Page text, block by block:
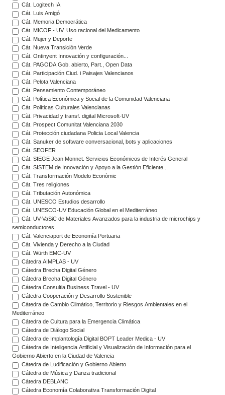
Cát. Logitech IA
Cát. Luis Amigó
Cát. Memoria Democrática
Cát. MICOF - UV. Uso racional del Medicamento
Cát. Mujer y Deporte
Cát. Nueva Transición Verde
Cát. Ontinyent Innovación y configuración...
Cát. PAGODA Gob. abierto, Part., Open Data
Cát. Participación Ciud. i Paisajes Valencianos
Cát. Pelota Valenciana
Cát. Pensamiento Contemporáneo
Cát. Política Económica y Social de la Comunidad Valenciana
Cát. Políticas Culturales Valencianas
Càt. Privacidad y transf. digital Microsoft-UV
Cát. Prospect Comunitat Valenciana 2030
Cát. Protección ciudadana Policia Local Valencia
Cát. Sanuker de software conversacional, bots y aplicaciones
Cát. SEOFER
Cát. SIEGE Jean Monnet. Servicios Económicos de Interés General
Cát. SISTEM de Innovación y Apoyo a la Gestión Eficiente...
Cát. Transformación Modelo Econòmic
Cát. Tres religiones
Cát. Tributación Autonómica
Cát. UNESCO Estudios desarrollo
Cát. UNESCO-UV Educación Global en el Mediterráneo
Cát. UV-VaSiC de Materiales Avanzados para la industria de microchips y
semiconductores
Cát. Valenciaport de Economía Portuaria
Cát. Vivienda y Derecho a la Ciudad
Cát. Würth EMC-UV
Cátedra AIMPLAS - UV
Cátedra Brecha Digital Género
Cátedra Brecha Digital Género
Cátedra Consultia Business Travel - UV
Cátedra Cooperación y Desarrollo Sostenible
Cátedra de Cambio Climático, Territorio y Riesgos Ambientales en el
Mediterráneo
Cátedra de Cultura para la Emergencia Climática
Cátedra de Diálogo Social
Cátedra de Implantología Digital BOPT Leader Medica - UV
Cátedra de Inteligencia Artificial y Visualización de Información para el
Gobierno Abierto en la Ciudad de Valencia
Cátedra de Ludificación y Gobierno Abierto
Cátedra de Música y Danza tradicional
Cátedra DEBLANC
Cátedra Economía Colaborativa Transformación Digital